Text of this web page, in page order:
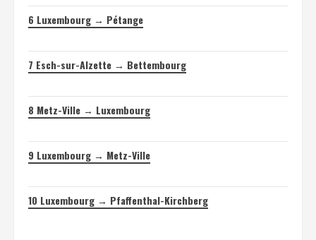
6 Luxembourg → Pétange
7 Esch-sur-Alzette → Bettembourg
8 Metz-Ville → Luxembourg
9 Luxembourg → Metz-Ville
10 Luxembourg → Pfaffenthal-Kirchberg